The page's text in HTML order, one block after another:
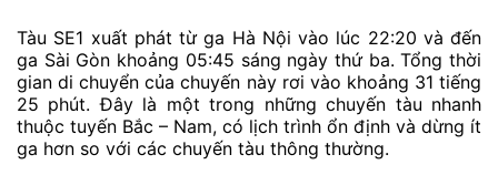
Tàu SE1 xuất phát từ ga Hà Nội vào lúc 22:20 và đến
ga Sài Gòn khoảng 05:45 sáng ngày thứ ba. Tổng thời
gian di chuyển của chuyến này rơi vào khoảng 31 tiếng
25 phút. Đây là một trong những chuyến tàu nhanh
thuộc tuyến Bắc – Nam, có lịch trình ổn định và dừng ít
ga hơn so với các chuyến tàu thông thường.